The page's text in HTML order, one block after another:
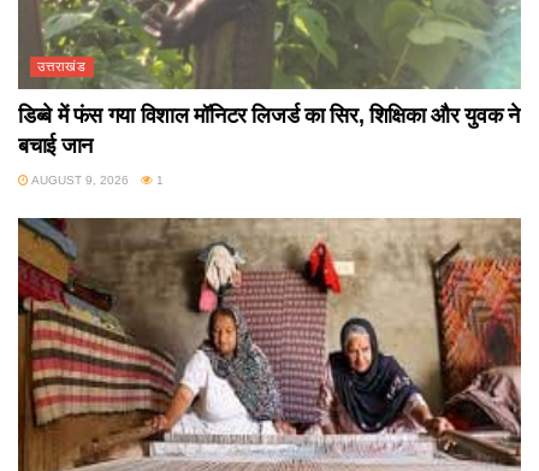
उत्तराखंड
डिब्बे में फंस गया विशाल मॉनिटर लिजर्ड का सिर, शिक्षिका और युवक ने
बचाई जान
AUGUST 9, 2026 1